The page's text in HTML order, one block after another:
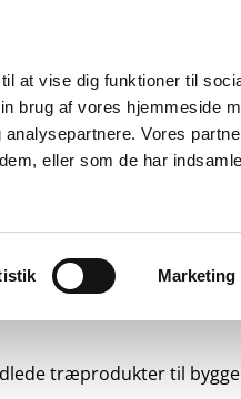
at vise dig funktioner til
brug af vores hjemmeside
Vores
eller som de har
Marketing
træprodukter til